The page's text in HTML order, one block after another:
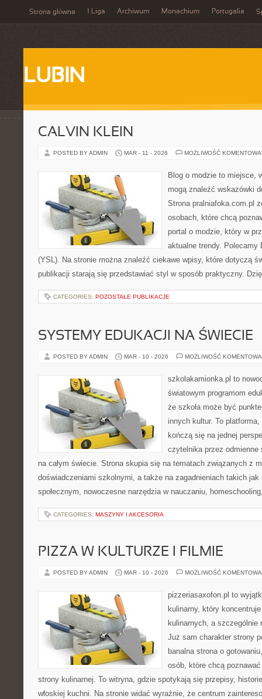
Strona główna 1 Liga Archiwum Monachium Portugalia
LUBIN
CALVIN KLEIN
POSTED BY ADMIN MAR - 11 - 2026 MOŻLIWOŚĆ
Blog o modzie to miejsce,
mogą znaleźć wskazówki
Strona pralniafoka.com.pl
osobach, które chcą
portal o modzie, który w
aktualne trendy. Polecamy
(YSL). Na stronie można znaleźć ciekawe wpisy, które dotyczą
publikacji starają się przedstawiać styl w sposób praktyczny.
CATEGORIES: POZOSTAŁE PUBLIKACJE
SYSTEMY EDUKACJI NA ŚWIECIE
POSTED BY ADMIN MAR - 10 - 2026 MOŻLIWOŚĆ
szkolakamionka.pl to
światowym programom
że szkoła może być
innych kultur. To
kończą się na jednej
czytelnika przez odmienne
na całym świecie. Strona skupia się na tematach związanych z
doświadczeniami szkolnymi, a także na zagadnieniach takich
społecznym, nowoczesne narzędzia w nauczaniu,
CATEGORIES: MASZYNY I AKCESORIA
PIZZA W KULTURZE I FILMIE
POSTED BY ADMIN MAR - 10 - 2026 MOŻLIWOŚĆ
pizzeriasaxofon.pl to
kulinarny, który
kulinarnych, a
Już sam charakter strony
banalna strona o
osób, które chcą
strony kulinarnej. To witryna, gdzie spotykają się przepisy,
włoskiej kuchni. Na stronie widać wyraźnie, że centrum